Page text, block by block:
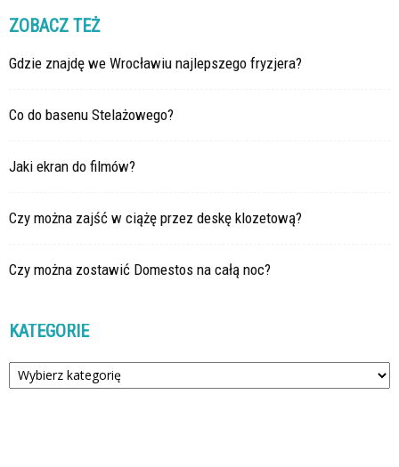
ZOBACZ TEŻ
Gdzie znajdę we Wrocławiu najlepszego fryzjera?
Co do basenu Stelażowego?
Jaki ekran do filmów?
Czy można zajść w ciążę przez deskę klozetową?
Czy można zostawić Domestos na całą noc?
KATEGORIE
Kategorie